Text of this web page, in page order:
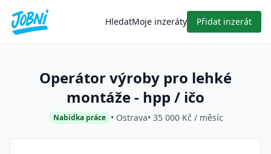
HledatMoje inzeráty Přidat inzerát
Operátor výroby pro lehké
montáže - hpp / ičo
Nabídka práce • Ostrava• 35 000 Kč / měsíc